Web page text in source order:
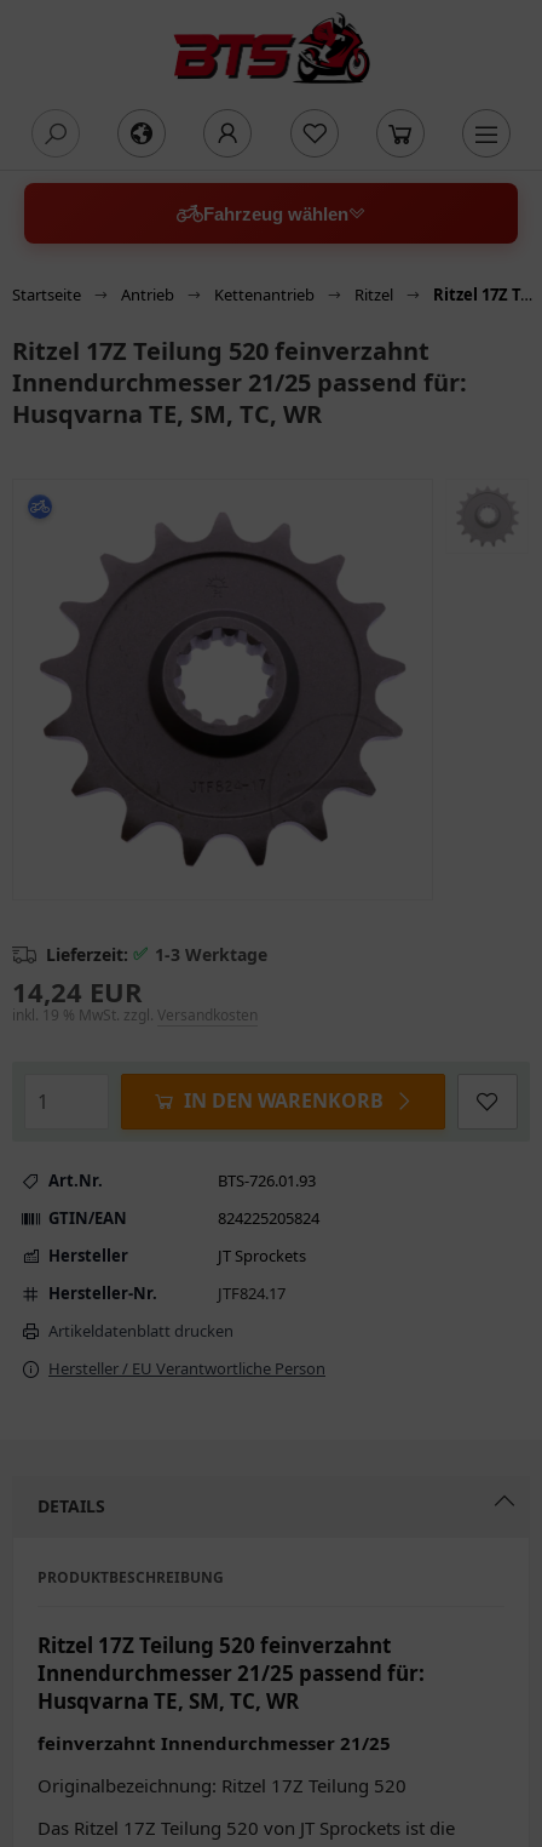
Fahrzeug wählen
Startseite Antrieb Kettenantrieb Ritzel Ritzel 17Z Teilung 520 feinverzahnt Innendurchmesser 21/25 passend für: Husqvarna TE, SM, TC, WR
Ritzel 17Z Teilung 520 feinverzahnt
Innendurchmesser 21/25 passend für:
Husqvarna TE, SM, TC, WR
Lieferzeit: ✅ 1-3 Werktage
14,24 EUR
inkl. 19 % MwSt. zzgl. Versandkosten
IN DEN WARENKORB
Art.Nr.
BTS-726.01.93
GTIN/EAN
824225205824
Hersteller
JT Sprockets
Hersteller-Nr.
JTF824.17
Artikeldatenblatt drucken
Hersteller / EU Verantwortliche Person
DETAILS
PRODUKTBESCHREIBUNG
Ritzel 17Z Teilung 520 feinverzahnt
Innendurchmesser 21/25 passend für:
Husqvarna TE, SM, TC, WR
feinverzahnt Innendurchmesser 21/25
Originalbezeichnung: Ritzel 17Z Teilung 520
Das Ritzel 17Z Teilung 520 von JT Sprockets ist die